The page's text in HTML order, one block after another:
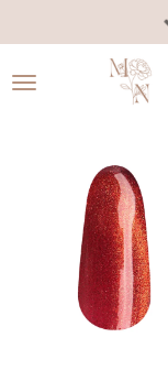
direct
naar